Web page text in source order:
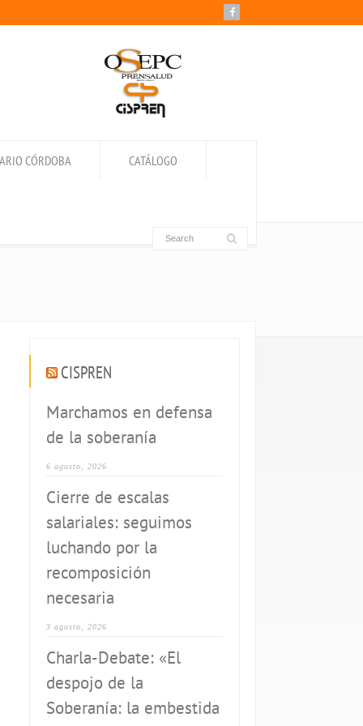
CÓRDOBA CATÁLOGO
CISPREN
Marchamos en defensa
de la soberanía
6 agosto, 2026
Cierre de escalas
salariales: seguimos
luchando por la
recomposición
necesaria
3 agosto, 2026
Charla-Debate: «El
despojo de la
Soberanía: la embestida